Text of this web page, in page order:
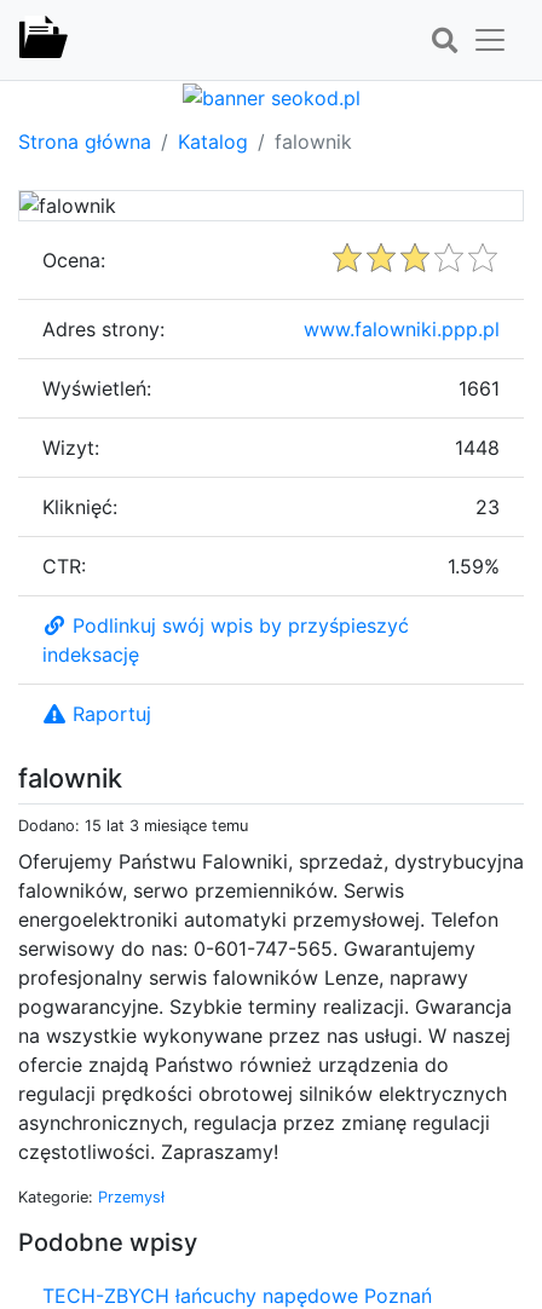
Strona główna Katalog falownik
falownik
Dodano: 15 lat 3 miesiące temu
Oferujemy Państwu Falowniki, sprzedaż, dystrybucyjna
falowników, serwo przemienników. Serwis
energoelektroniki automatyki przemysłowej. Telefon
serwisowy do nas: 0-601-747-565. Gwarantujemy
profesjonalny serwis falowników Lenze, naprawy
pogwarancyjne. Szybkie terminy realizacji. Gwarancja
na wszystkie wykonywane przez nas usługi. W naszej
ofercie znajdą Państwo również urządzenia do
regulacji prędkości obrotowej silników elektrycznych
asynchronicznych, regulacja przez zmianę regulacji
częstotliwości. Zapraszamy!
Kategorie: Przemysł
Podobne wpisy
TECH-ZBYCH łańcuchy napędowe Poznań
Ocena:
Adres strony: www.falowniki.ppp.pl
Wyświetleń: 1661
Wizyt: 1448
Kliknięć: 23
CTR: 1.59%
Podlinkuj swój wpis by przyśpieszyć
indeksację
Raportuj